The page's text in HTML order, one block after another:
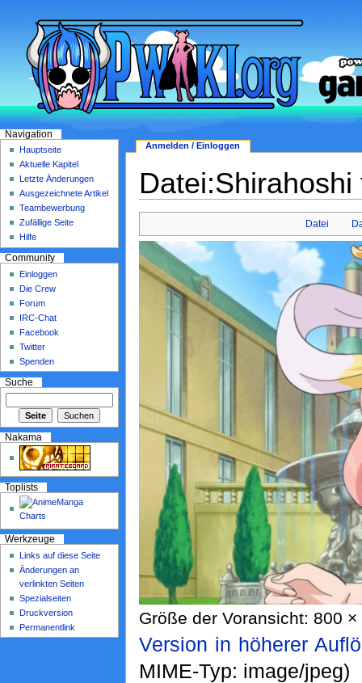
Datei
Größe der Voransicht: 800
Version in höherer
MIME-Typ: image/jpeg)
Anmelden / Einloggen
Navigation
Hauptseite
Aktuelle Kapitel
Letzte Änderungen
Ausgezeichnete Artikel
Teambewerbung
Zufällige Seite
Hilfe
Community
Einloggen
Die Crew
Forum
IRC-Chat
Facebook
Twitter
Spenden
Suche
Nakama
Toplists
Werkzeuge
Links auf diese Seite
Änderungen an
verlinkten Seiten
Spezialseiten
Druckversion
Permanentlink